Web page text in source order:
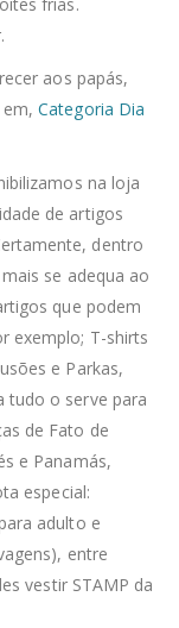
aos papás,
em,Categoria Dia
na loja
de artigos
dentro
se adequa ao
que podem
exemplo; T-shirts
e Parkas,
tudo o serve para
de Fato de
e Panamás,
especial:
adulto e
entre
vestir STAMP da